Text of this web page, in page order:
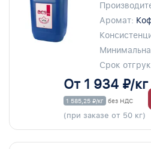
Аромат:
Срок
От 1 934 ₽/кг
1 585,25 ₽/кг без НДС
(при заказе от 50 кг)